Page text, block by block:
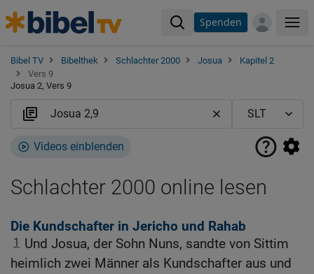
Spenden
Bibel TV Bibelthek Schlachter 2000 Josua
Kapitel 2
Vers 9
Josua 2, Vers 9
Videos einblenden
Schlachter 2000 online lesen
Die Kundschafter in Jericho und Rahab
1
Und Josua, der Sohn Nuns, sandte von Sittim
heimlich zwei Männer als Kundschafter aus und